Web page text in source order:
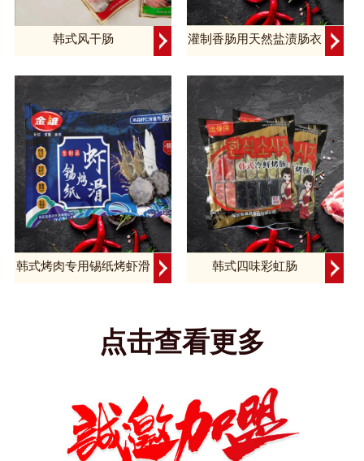
韩式风干肠 灌制香肠用天然盐渍肠衣
韩式烤肉专用锡纸烤虾滑 韩式四味彩虹肠
点击查看更多